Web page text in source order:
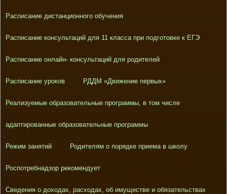
Расписание дистанционного обучения
Расписание консультаций для 11 класса при подготовке к ЕГЭ
Расписание онлайн- консультаций для родителей
Расписание уроков РДДМ «Движение первых»
Реализуемые образовательные программы, в том числе
адаптированные образовательные программы
Режим занятий Родителям о порядке приема в школу
Роспотребнадзор рекомендует
Сведения о доходах, расходах, об имуществе и обязательствах